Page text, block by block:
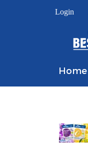
Login
Home